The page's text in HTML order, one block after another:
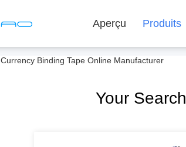
Aperçu Produits
Currency Binding Tape Online Manufacturer
Your Search